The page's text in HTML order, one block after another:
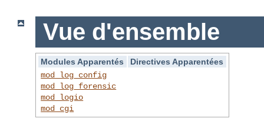
Vue d'ensemble
Modules Apparentés
Directives Apparentées
mod_log_config
mod_log_forensic
mod_logio
mod_cgi